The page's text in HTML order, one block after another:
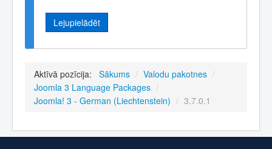
Lejupielādēt
Aktīvā pozīcija: Sākums / Valodu pakotnes /
Joomla 3 Language Packages /
Joomla! 3 - German (Liechtenstein) / 3.7.0.1